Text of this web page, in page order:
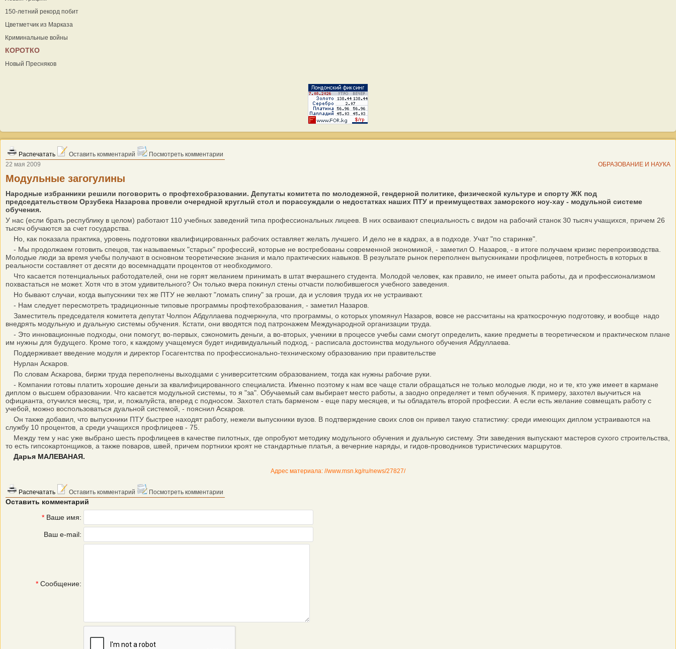
150-летний рекорд побит
Цветметчик из Марказа
Криминальные войны
КОРОТКО
Новый Пресняков
Распечатать Оставить комментарий
Посмотреть комментарии
22 мая 2009
ОБРАЗОВАНИЕ И НАУКА
Модульные загогулины
Народные избранники решили поговорить о профтехобразовании. Депутаты комитета по молодежной, гендерной политике, физической культуре и спорту ЖК под
председательством Орзубека Назарова провели очередной круглый стол и порассуждали о недостатках наших ПТУ и преимуществах заморского ноу-хау - модульной системе
обучения.
У нас (если брать республику в целом) работают 110 учебных заведений типа профессиональных лицеев. В них осваивают специальность с видом на рабочий станок 30 тысяч учащихся, причем 26
тысяч обучаются за счет государства.
Но, как показала практика, уровень подготовки квалифицированных рабочих оставляет желать лучшего. И дело не в кадрах, а в подходе. Учат "по старинке".
- Мы продолжаем готовить спецов, так называемых "старых" профессий, которые не востребованы современной экономикой, - заметил О. Назаров, - в итоге получаем кризис перепроизводства.
Молодые люди за время учебы получают в основном теоретические знания и мало практических навыков. В результате рынок переполнен выпускниками профлицеев, потребность в которых в
реальности составляет от десяти до восемнадцати процентов от необходимого.
Что касается потенциальных работодателей, они не горят желанием принимать в штат вчерашнего студента. Молодой человек, как правило, не имеет опыта работы, да и профессионализмом
похвастаться не может. Хотя что в этом удивительного? Он только вчера покинул стены отчасти полюбившегося учебного заведения.
Но бывают случаи, когда выпускники тех же ПТУ не желают "ломать спину" за гроши, да и условия труда их не устраивают.
- Нам следует пересмотреть традиционные типовые программы профтехобразования, - заметил Назаров.
Заместитель председателя комитета депутат Чолпон Абдуллаева подчеркнула, что программы, о которых упомянул Назаров, вовсе не рассчитаны на краткосрочную подготовку, и вообще надо
внедрять модульную и дуальную системы обучения. Кстати, они вводятся под патронажем Международной организации труда.
- Это инновационные подходы, они помогут, во-первых, сэкономить деньги, а во-вторых, ученики в процессе учебы сами смогут определить, какие предметы в теоретическом и практическом плане
им нужны для будущего. Кроме того, к каждому учащемуся будет индивидуальный подход, - расписала достоинства модульного обучения Абдуллаева.
Поддерживает введение модуля и директор Госагентства по профессионально-техническому образованию при правительстве
Нурлан Аскаров.
По словам Аскарова, биржи труда переполнены выходцами с университетским образованием, тогда как нужны рабочие руки.
- Компании готовы платить хорошие деньги за квалифицированного специалиста. Именно поэтому к нам все чаще стали обращаться не только молодые люди, но и те, кто уже имеет в кармане
диплом о высшем образовании. Что касается модульной системы, то я "за". Обучаемый сам выбирает место работы, а заодно определяет и темп обучения. К примеру, захотел выучиться на
официанта, отучился месяц, три, и, пожалуйста, вперед с подносом. Захотел стать барменом - еще пару месяцев, и ты обладатель второй профессии. А если есть желание совмещать работу с
учебой, можно воспользоваться дуальной системой, - пояснил Аскаров.
Он также добавил, что выпускники ПТУ быстрее находят работу, нежели выпускники вузов. В подтверждение своих слов он привел такую статистику: среди имеющих диплом устраиваются на
службу 10 процентов, а среди учащихся профлицеев - 75.
Между тем у нас уже выбрано шесть профлицеев в качестве пилотных, где опробуют методику модульного обучения и дуальную систему. Эти заведения выпускают мастеров сухого строительства,
то есть гипсокартонщиков, а также поваров, швей, причем портнихи кроят не стандартные платья, а вечерние наряды, и гидов-проводников туристических маршрутов.
Дарья МАЛЕВАНАЯ.
Адрес материала: //www.msn.kg/ru/news/27827/
Распечатать Оставить комментарий Посмотреть комментарии
Оставить комментарий
* Ваше имя:
Ваш e-mail:
* Сообщение: